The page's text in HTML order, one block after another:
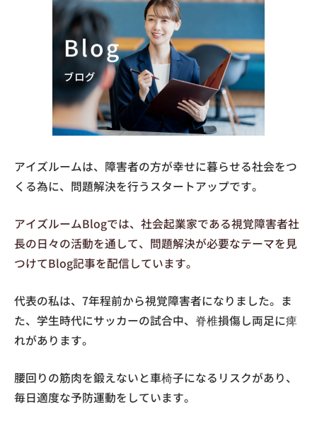
アイズルームは、障害者の方が幸せに暮らせる社会をつ
くる為に、問題解決を行うスタートアップです。
アイズルームBlogでは、社会起業家である視覚障害者社
長の日々の活動を通して、問題解決が必要なテーマを見
つけてBlog記事を配信しています。
代表の私は、7年程前から視覚障害者になりました。ま
た、学生時代にサッカーの試合中、脊椎損傷し両足に痺
れがあります。
腰回りの筋肉を鍛えないと車椅子になるリスクがあり、
毎日適度な予防運動をしています。